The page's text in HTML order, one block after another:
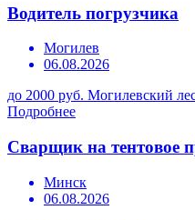
Водитель погрузчика
Могилев
06.08.2026
до 2000 руб. Могилевский
Подробнее
Сварщик на тентовое
Минск
06.08.2026